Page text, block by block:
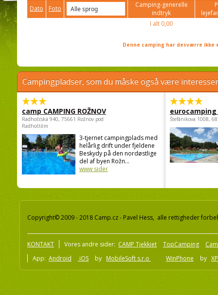
Dato
Foto
Camping-generelle
indtryk
I alt 0,00
Denne camping har desværre
Campingpladser, som du måske også være
camp CAMPING ROŽNOV
Radhošťská 940, 75661 Rožnov pod
Radhoštěm
3-tjernet campingplads med
helårlig drift under fjeldene
Beskydy på den nordøstlige
del af byen Rožn...
www sider
Štefánikova 1008,
Copyright© 2009 - 2018 Camp.cz - Pavel Hess, alle rettigheder
KONTAKT Vores andre sider: CAMP Tjekkiet TopCamping
App: Android iOS by MobileSoft s.r.o WinPhone by